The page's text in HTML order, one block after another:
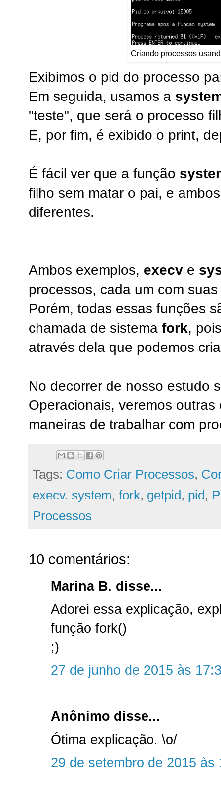
Criando processos
Exibimos o pid do processo
Em seguida, usamos a
"teste", que será o processo
E, por fim, é exibido o print,
É fácil ver que a função
filho sem matar o pai, e
diferentes.
Ambos exemplos, execv e
processos, cada um com
Porém, todas essas funções
chamada de sistema fork,
através dela que podemos
No decorrer de nosso estudo
Operacionais, veremos
maneiras de trabalhar com
Tags: Como Criar Processos,
execv. system, fork, getpid, pid,
Processos
10 comentários:
Marina B. disse...
Adorei essa explicação,
função fork()
;)
27 de junho de 2015 às
Anônimo disse...
Ótima explicação. \o/
29 de setembro de 2015 às